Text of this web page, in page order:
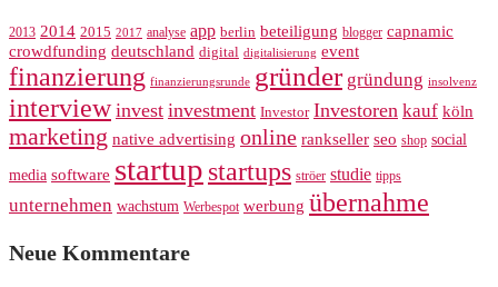
2013 2014 2015 2017 analyse app berlin beteiligung blogger capnamic
crowdfunding deutschland digital digitalisierung event
finanzierung finanzierungsrunde gründer gründung insolvenz
interview invest investment Investor Investoren kauf köln
marketing native advertising online rankseller seo shop social
media software startup startups ströer studie tipps
unternehmen wachstum Werbespot werbung übernahme
Neue Kommentare